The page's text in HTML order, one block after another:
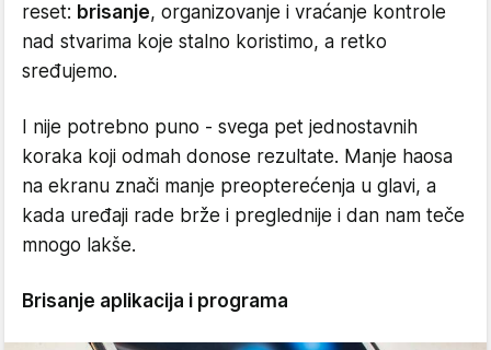
reset: brisanje, organizovanje i vraćanje kontrole
nad stvarima koje stalno koristimo, a retko
sređujemo.
I nije potrebno puno - svega pet jednostavnih
koraka koji odmah donose rezultate. Manje haosa
na ekranu znači manje preopterećenja u glavi, a
kada uređaji rade brže i preglednije i dan nam teče
mnogo lakše.
Brisanje aplikacija i programa